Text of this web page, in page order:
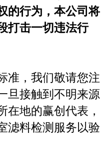
的行为，本公司将
打击一切违法行
准，我们敬请您注
旦接触到不明来源
在地的赢创代表，
滤料检测服务以验